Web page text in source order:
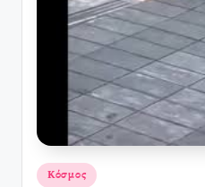
Αναρτήθηκε
Κόσμος